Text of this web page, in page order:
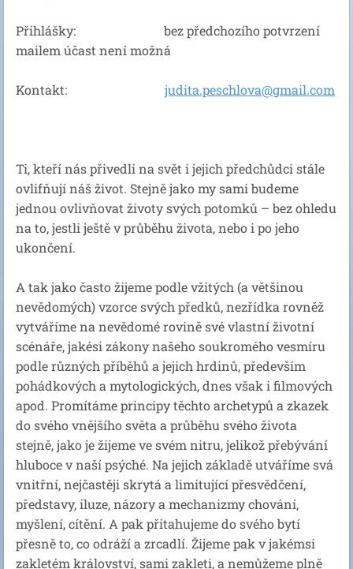
Přihlášky: bez předchozího potvrzení
mailem účast není možná
Kontakt: judita.peschlova@gmail.com
Ti, kteří nás přivedli na svět i jejich předchůdci stále
ovlifňují náš život. Stejně jako my sami budeme
jednou ovlivňovat životy svých potomků – bez ohledu
na to, jestli ještě v průběhu života, nebo i po jeho
ukončení.
A tak jako často žijeme podle vžitých (a většinou
nevědomých) vzorce svých předků, nezřídka rovněž
vytváříme na nevědomé rovině své vlastní životní
scénáře, jakési zákony našeho soukromého vesmíru
podle různých příběhů a jejich hrdinů, především
pohádkových a mytologických, dnes však i filmových
apod. Promítáme principy těchto archetypů a zkazek
do svého vnějšího světa a průběhu svého života
stejně, jako je žijeme ve svém nitru, jelikož přebývání
hluboce v naší psýché. Na jejich základě utváříme svá
vnitřní, nejčastěji skrytá a limitující přesvědčení,
představy, iluze, názory a mechanizmy chování,
myšlení, cítění. A pak přitahujeme do svého bytí
přesně to, co odráží a zrcadlí. Žijeme pak v jakémsi
zakletém království, sami zakleti, a nemůžeme plně